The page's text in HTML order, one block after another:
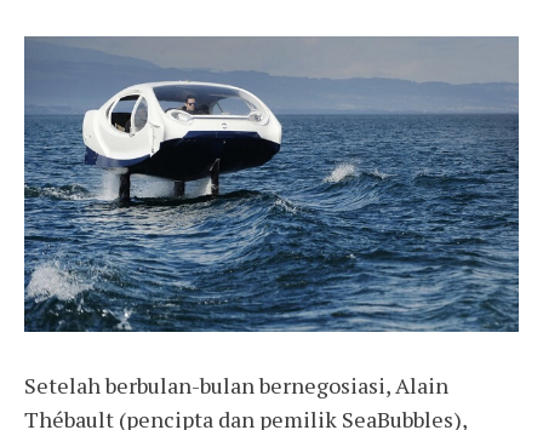
Setelah berbulan-bulan bernegosiasi, Alain
Thébault (pencipta dan pemilik SeaBubbles),